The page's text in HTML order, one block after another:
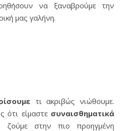
να ξαναβρούμε την
μας γαλήνη.
τι ακριβώς νιώθουμε.
ότι είμαστε συναισθηματικά
στην πιο προηγμένη